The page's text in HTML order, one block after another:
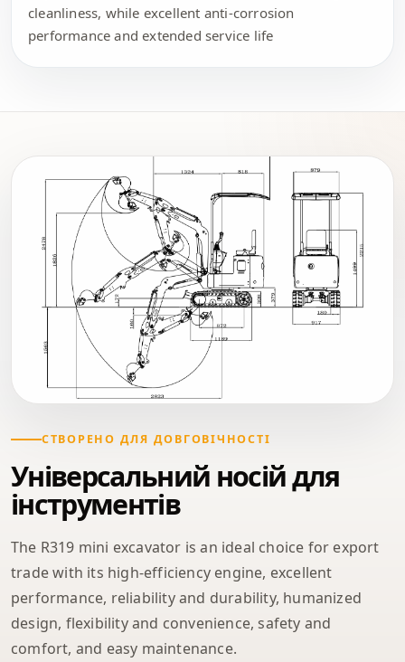
cleanliness, while excellent anti-corrosion
performance and extended service life
СТВОРЕНО ДЛЯ ДОВГОВІЧНОСТІ
Універсальний носій для
інструментів
The R319 mini excavator is an ideal choice for export
trade with its high-efficiency engine, excellent
performance, reliability and durability, humanized
design, flexibility and convenience, safety and
comfort, and easy maintenance.